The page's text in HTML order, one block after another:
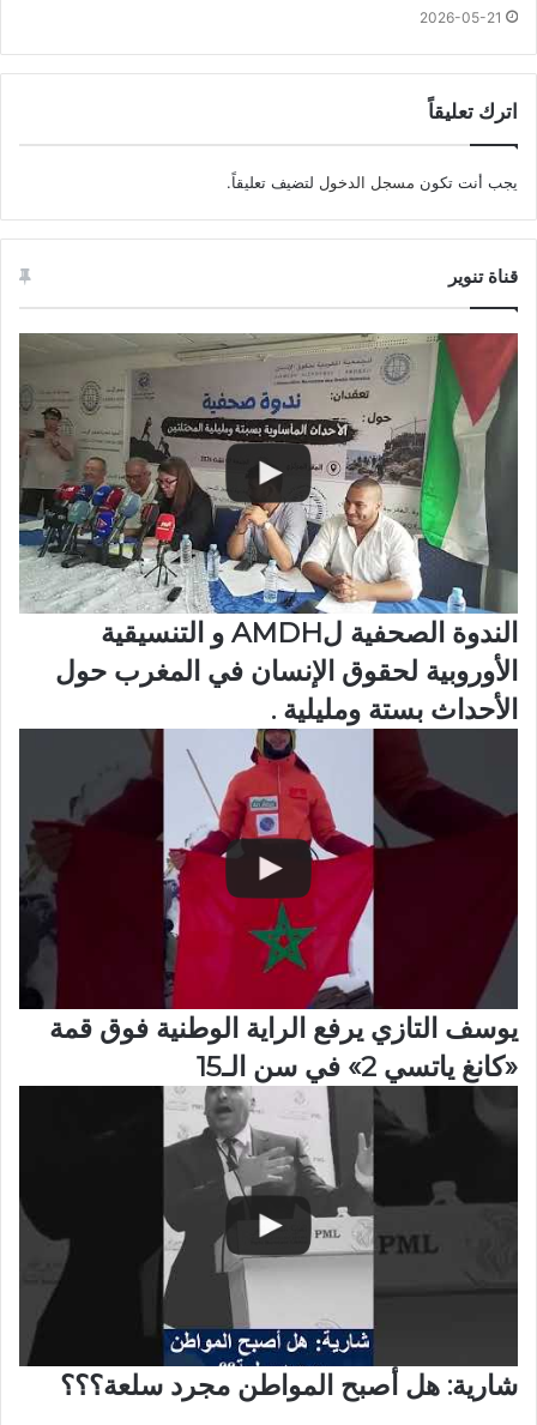
2026-05-21
اترك تعليقاً
يجب أنت تكون مسجل الدخول لتضيف تعليقاً.
قناة تنوير
الندوة الصحفية لAMDH و التنسيقية
الأوروبية لحقوق الإنسان في المغرب حول
الأحداث بستة ومليلية .
يوسف التازي يرفع الراية الوطنية فوق قمة
«كانغ ياتسي 2» في سن الـ15
شارية: هل أصبح المواطن مجرد سلعة؟؟؟